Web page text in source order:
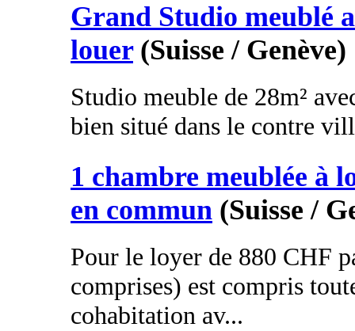
Grand Studio meublé
louer (Suisse / Genève)
Studio meuble de 28m²
bien situé dans le contre
1 chambre meublée à
en commun (Suisse /
Pour le loyer de 880 CHF
comprises) est compris
cohabitation av...